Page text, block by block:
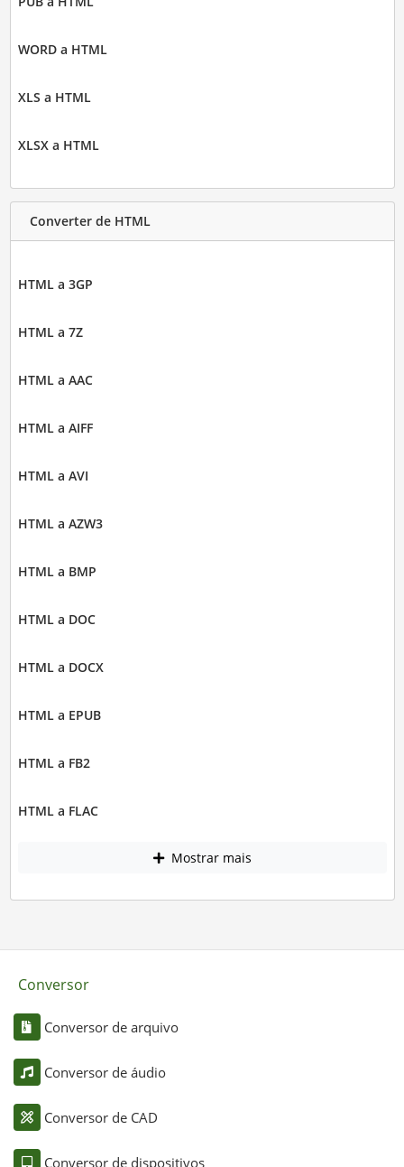
WORD a HTML
XLS a HTML
XLSX a HTML
Converter de HTML
HTML a 3GP
HTML a 7Z
HTML a AAC
HTML a AIFF
HTML a AVI
HTML a AZW3
HTML a BMP
HTML a DOC
HTML a DOCX
HTML a EPUB
HTML a FB2
HTML a FLAC
Mostrar mais
Conversor
Conversor de arquivo
Conversor de áudio
Conversor de CAD
Conversor de dispositivos